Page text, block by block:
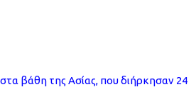
βάθη της Ασίας, που διήρκησαν 24